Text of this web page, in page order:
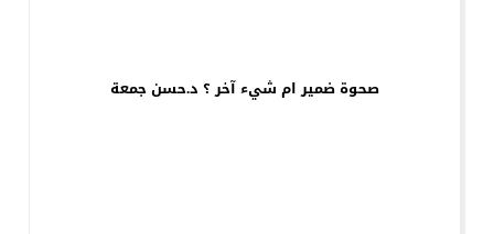
صحوة ضمير ام شيء آخر ؟ د.حسن جمعة